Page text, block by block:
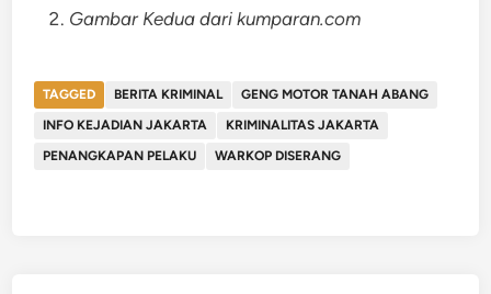
Gambar Kedua dari kumparan.com
TAGGED BERITA KRIMINAL
GENG MOTOR TANAH ABANG
INFO KEJADIAN JAKARTA
KRIMINALITAS JAKARTA
PENANGKAPAN PELAKU
WARKOP DISERANG